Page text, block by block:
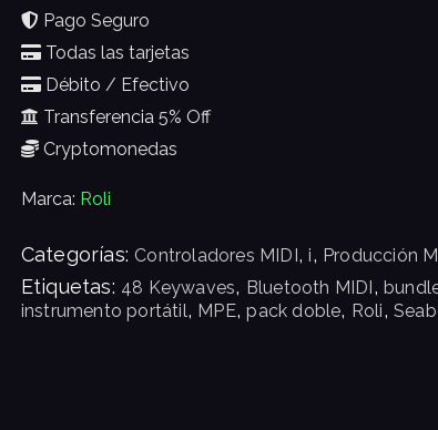
Pago Seguro
Todas las tarjetas
Débito / Efectivo
Transferencia 5% Off
Cryptomonedas
Marca: Roli
Categorías: Controladores MIDI,i, Producción
Etiquetas: 48 Keywaves, Bluetooth MIDI,
instrumento portátil, MPE,pack doble, Roli,